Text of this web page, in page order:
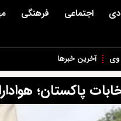
اجتماعی فرهنگی
وی آخرین خبرها
پاکستان؛